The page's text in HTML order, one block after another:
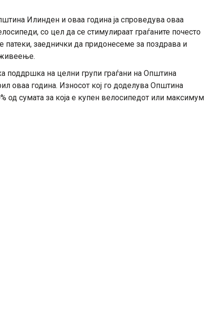
Илинден и оваа година ја спроведува оваа
со цел да се стимулираат граѓаните почесто
патеки, заеднички да придонесеме за поздрава и
поддршка на целни групи граѓани на Општина
оваа година. Износот кој го доделува Општина
сумата за која е купен велосипедот или максимум